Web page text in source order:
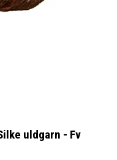
uldgarn - Fv